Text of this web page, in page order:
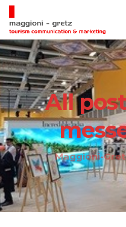
All
Maggioni-